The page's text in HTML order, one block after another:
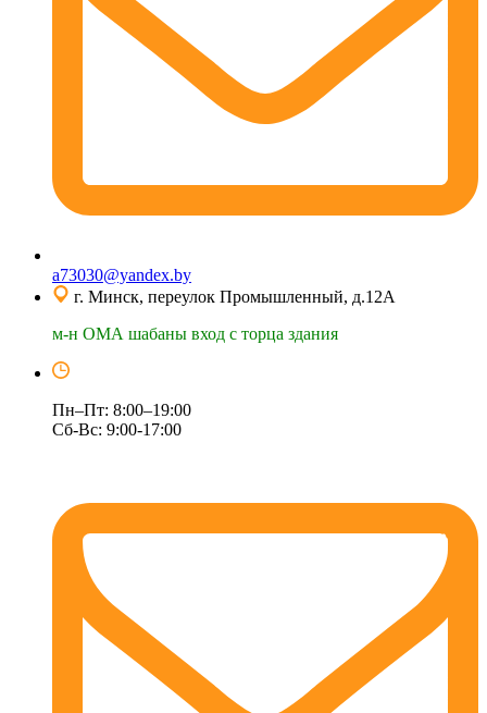
a73030@yandex.by
г. Минск, переулок Промышленный, д.12А
м-н ОМА шабаны вход с торца здания
Пн–Пт: 8:00–19:00
Сб-Вс: 9:00-17:00